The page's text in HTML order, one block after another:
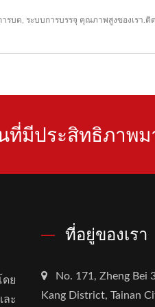
ารบด ระบบการบรรจุ คุณภาพสูงของเรา. ติ
ที่มีประสิทธิภาพ
ดย
ะ
ที่อยู่ของเรา
No. 171, Zheng Bei
Kang District, Tainan